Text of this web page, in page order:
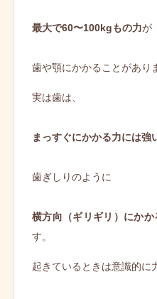
最大で60〜100kgもの力が
歯や顎にかかることがあり
実は歯は、
まっすぐにかかる力には強
歯ぎしりのように
横方向（ギリギリ）にか
す。
起きているときは意識的に